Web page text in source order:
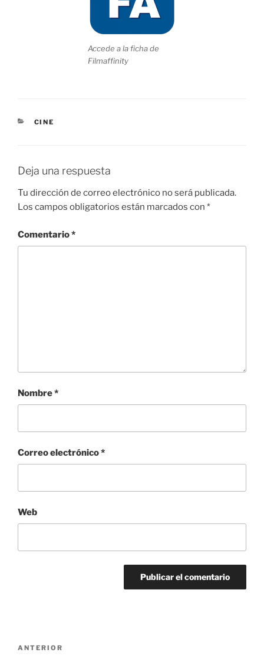
Accede a la ficha de
Filmaffinity
CATEGORÍAS
CINE
Deja una respuesta
Tu dirección de correo electrónico no será publicada.
Los campos obligatorios están marcados con *
Comentario*
Nombre*
Correo electrónico*
Web
Entrada
ANTERIOR